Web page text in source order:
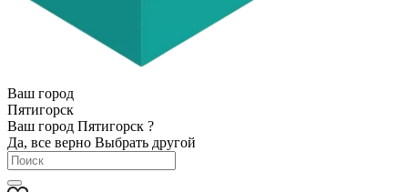
Ваш город
Пятигорск
Ваш город Пятигорск ?
Да, все верно Выбрать другой